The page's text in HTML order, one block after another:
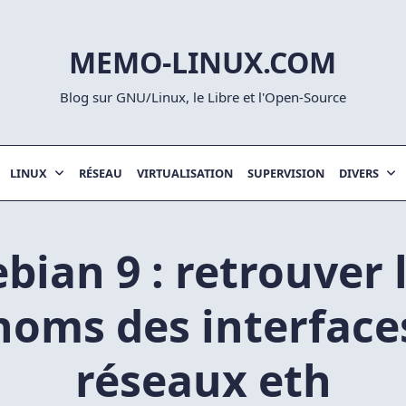
MEMO-LINUX.COM
Blog sur GNU/Linux, le Libre et l'Open-Source
LINUX RÉSEAU VIRTUALISATION SUPERVISION DIVERS
9 : retrouver
des
réseaux eth